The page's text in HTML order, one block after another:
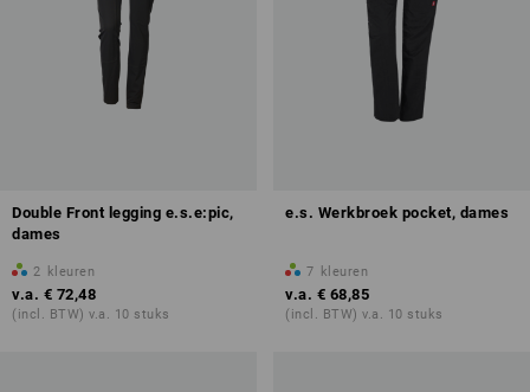
Double Front legging e.s.e:pic,
dames
2 kleuren
v.a. € 72,48
(incl. BTW) v.a. 10 stuks
e.s. Werkbroek pocket, dames
7 kleuren
v.a. € 68,85
(incl. BTW) v.a. 10 stuks